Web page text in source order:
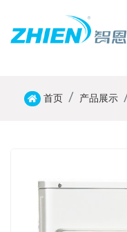
首页 产品展示